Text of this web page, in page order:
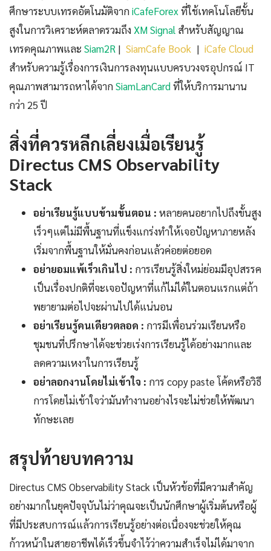
ศึกษาระบบเทรดอัตโนมัติจากiCafeForex ที่ใช้เทคโนโลยีขั้น
สูงในการวิเคราะห์ตลาดรวมถึง XM Signal สำหรับสัญญาณ
เทรดคุณภาพและ Siam2R | SiamCafe Book | iCafe Cloud
สำหรับความรู้เรื่องการเงินการลงทุนแบบครบวงจรอุปกรณ์ IT
คุณภาพสามารถหาได้จากSiamLanCardที่ให้บริการมานาน
กว่า 25 ปี
สิ่งที่ควรหลีกเลี่ยงเมื่อเรียนรู้
Directus CMS Observability
Stack
อย่าเรียนรู้แบบข้ามขั้นตอน : หลายคนอยากไปถึงขั้นสูง
เร็วๆแต่ไม่มีพื้นฐานที่แข็งแกร่งทำให้เจอปัญหาภายหลัง
เริ่มจากพื้นฐานให้มั่นคงก่อนแล้วค่อยต่อยอด
อย่ายอมแพ้เร็วเกินไป : การเรียนรู้สิ่งใหม่ย่อมมีอุปสรรค
เป็นเรื่องปกติที่จะเจอปัญหาที่แก้ไม่ได้ในตอนแรกแต่ถ้า
พยายามต่อไปจะผ่านไปได้แน่นอน
อย่าเรียนรู้คนเดียวตลอด : การมีเพื่อนร่วมเรียนหรือ
ชุมชนที่ปรึกษาได้จะช่วยเร่งการเรียนรู้ได้อย่างมากและ
ลดความเหงาในการเรียนรู้
อย่าลอกงานโดยไม่เข้าใจ : การ copy paste โค้ดหรือวิธี
การโดยไม่เข้าใจว่ามันทำงานอย่างไรจะไม่ช่วยให้พัฒนา
ทักษะเลย
สรุปท้ายบทความ
Directus CMS Observability Stack เป็นหัวข้อที่มีความสำคัญ
อย่างมากในยุคปัจจุบันไม่ว่าคุณจะเป็นนักศึกษาผู้เริ่มต้นหรือผู้
ที่มีประสบการณ์แล้วการเรียนรู้อย่างต่อเนื่องจะช่วยให้คุณ
ก้าวหน้าในสายอาชีพได้เร็วขึ้นจำไว้ว่าความสำเร็จไม่ได้มาจาก